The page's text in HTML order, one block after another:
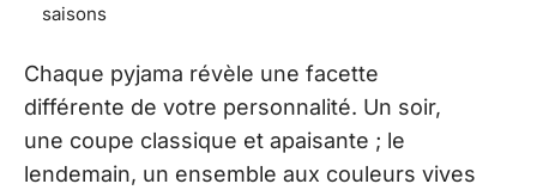
saisons
Chaque pyjama révèle une facette
différente de votre personnalité. Un soir,
une coupe classique et apaisante ; le
lendemain, un ensemble aux couleurs vives